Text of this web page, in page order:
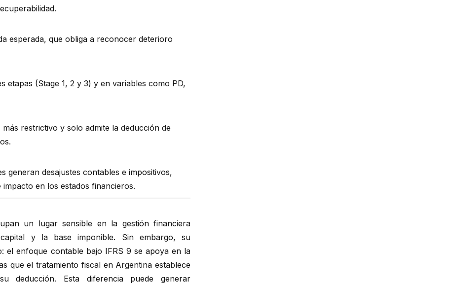
esperada, que obliga a reconocer deterioro
etapas (Stage 1, 2 y 3) y en variables como PD,
restrictivo y solo admite la deducción de
generan desajustes contables e impositivos,
en los estados financieros.
un lugar sensible en la gestión financiera
y la base imponible. Sin embargo, su
el enfoque contable bajo IFRS 9 se apoya en la
que el tratamiento fiscal en Argentina establece
deducción. Esta diferencia puede generar